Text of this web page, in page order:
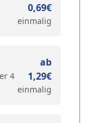
0,69€
einmalig
4
ab
1,29€
einmalig